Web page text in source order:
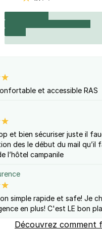
et accessible RAS
et bien sécuriser juste il
des le début du mail qu’il
l’hôtel campanile
simple rapide et safe! Je
en plus! C'est LE bon
Découvrez comment